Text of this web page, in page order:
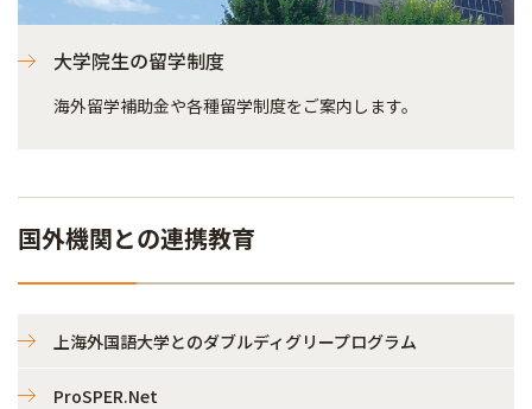
大学院生の留学制度
海外留学補助金や各種留学制度をご案内します。
国外機関との連携教育
上海外国語大学とのダブルディグリープログラム
ProSPER.Net